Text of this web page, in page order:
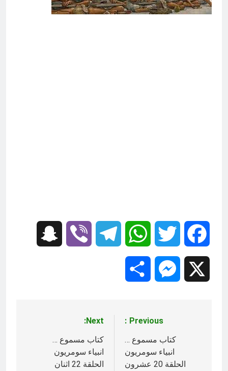
4 ساعات Ago
تجيك المنية
Facebook
Twitter
WhatsApp
Telegram
Viber
Messenger
المقالات
Previous:
كتاب مسموع …
انبياء سومريون
الحلقة 20 عشرون
Next:
كتاب مسموع …
انبياء سومريون
الحلقة 22 اثنان